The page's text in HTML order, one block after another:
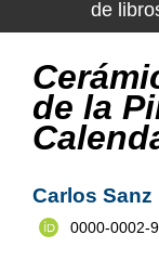
de
de la
Carlos Sanz
0000-0002-